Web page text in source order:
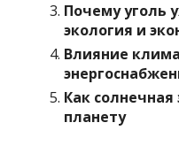
Почему уголь
экология и
Влияние
Как солнечная
планету